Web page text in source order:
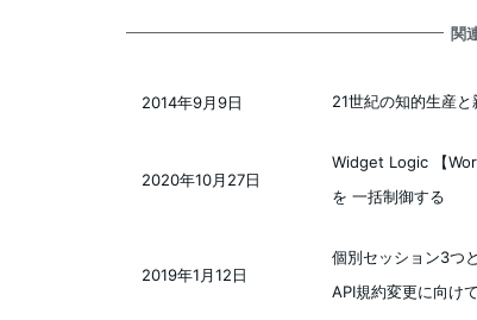
関
21世紀の知的生産
2014年9月9日
Widget Logic 【
を 一括制御する
2020年10月27日
個別セッション3つ
API規約変更に向け
2019年1月12日